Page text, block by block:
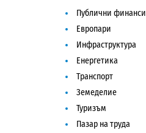
Публични финанси
Европари
Инфраструктура
Енергетика
Транспорт
Земеделие
Туризъм
Пазар на труда